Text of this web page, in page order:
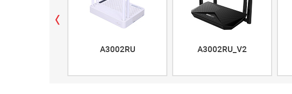
A3002RU A3002RU_V2